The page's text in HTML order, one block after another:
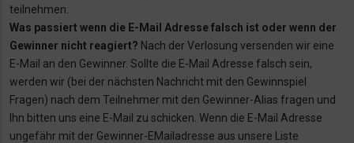
teilnehmen.
Was passiert wenn die E-Mail Adresse falsch ist oder wenn der
Gewinner nicht reagiert? Nach der Verlosung versenden wir eine
E-Mail an den Gewinner. Sollte die E-Mail Adresse falsch sein,
werden wir (bei der nächsten Nachricht mit den Gewinnspiel
Fragen) nach dem Teilnehmer mit den Gewinner-Alias fragen und
Ihn bitten uns eine E-Mail zu schicken. Wenn die E-Mail Adresse
ungefähr mit der Gewinner-EMailadresse aus unsere Liste